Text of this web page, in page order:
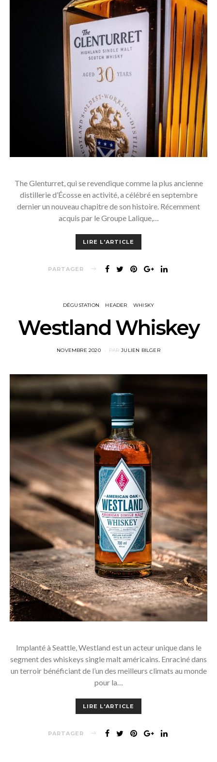
The Glenturret, qui se revendique comme la plus ancienne
distillerie d’Écosse en activité, a célébré en septembre
dernier un nouveau chapitre de son histoire. Récemment
acquis par le Groupe Lalique,…
LIRE L'ARTICLE
PARTAGER
DÉGUSTATION HEADER WHISKY
Westland Whiskey
POSTED
NOVEMBRE 2020 PAR JULIEN BILGER
Implanté à Seattle, Westland est un acteur unique dans le
segment des whiskeys single malt américains. Enraciné dans
un terroir bénéficiant de l’un des meilleurs climats au monde
pour la…
LIRE L'ARTICLE
PARTAGER